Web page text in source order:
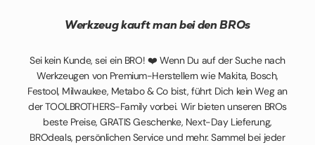
Werkzeug kauft man bei den BROs
Sei kein Kunde, sei ein BRO! ❤️ Wenn Du auf der Suche nach
Werkzeugen von Premium-Herstellern wie Makita, Bosch,
Festool, Milwaukee, Metabo & Co bist, führt Dich kein Weg an
der TOOLBROTHERS-Family vorbei. Wir bieten unseren BROs
beste Preise, GRATIS Geschenke, Next-Day Lieferung,
BROdeals, persönlichen Service und mehr. Sammel bei jeder